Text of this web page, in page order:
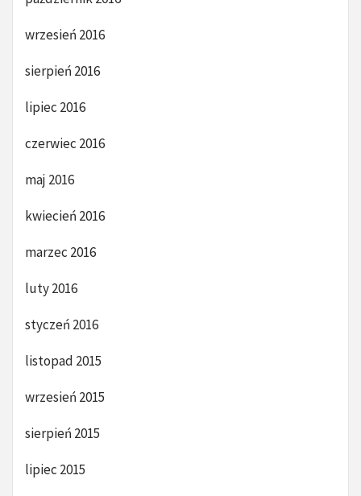
wrzesień 2016
sierpień 2016
lipiec 2016
czerwiec 2016
maj 2016
kwiecień 2016
marzec 2016
luty 2016
styczeń 2016
listopad 2015
wrzesień 2015
sierpień 2015
lipiec 2015